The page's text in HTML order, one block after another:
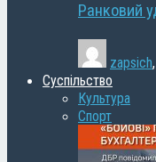
Ранковий
zapsich,
Суспільство
Культура
Спорт